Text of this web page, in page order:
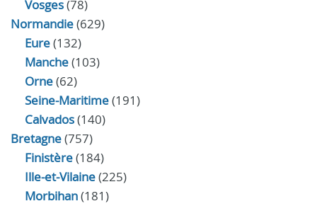
Vosges(78)
Normandie(629)
Eure(132)
Manche(103)
Orne(62)
Seine-Maritime(191)
Calvados(140)
Bretagne(757)
Finistère(184)
Ille-et-Vilaine(225)
Morbihan(181)